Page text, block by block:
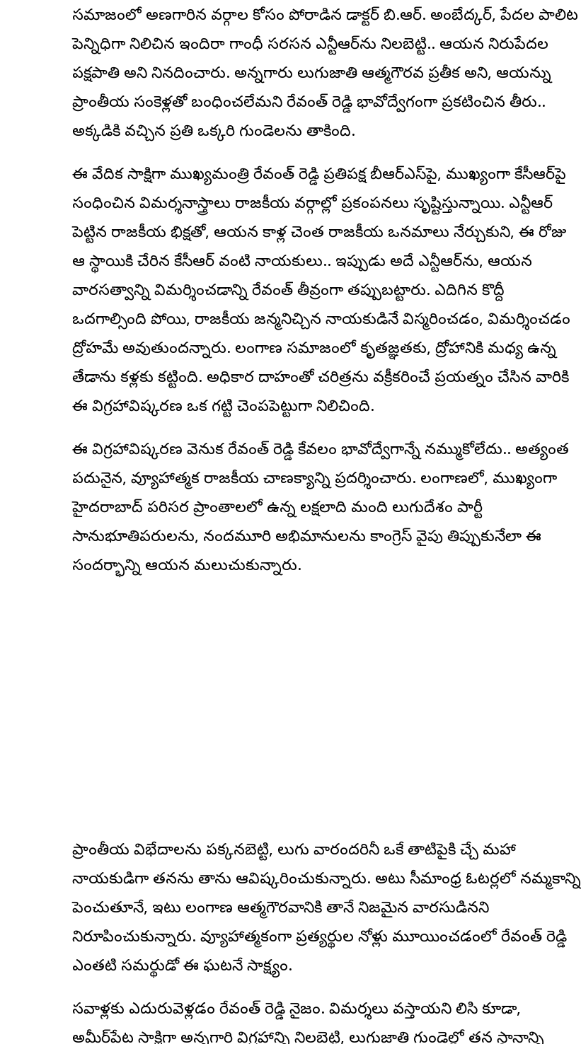
సమాజంలో అణగారిన వర్గాల కోసం పోరాడిన డాక్టర్ బి.ఆర్. అంబేద్కర్, పేదల పాలిట
పెన్నిధిగా నిలిచిన ఇందిరా గాంధీ సరసన ఎన్టీఆర్‌ను నిలబెట్టి.. ఆయన నిరుపేదల
పక్షపాతి అని నినదించారు. అన్నగారు తెలుగుజాతి ఆత్మగౌరవ ప్రతీక అని, ఆయన్ను
ప్రాంతీయ సంకెళ్లతో బంధించలేమని రేవంత్‌ రెడ్డి భావోద్వేగంగా ప్రకటించిన తీరు..
అక్కడికి వచ్చిన ప్రతి ఒక్కరి గుండెలను తాకింది.
ఈ వేదిక సాక్షిగా ముఖ్యమంత్రి రేవంత్‌ రెడ్డి ప్రతిపక్ష బీఆర్‌ఎస్‌పై, ముఖ్యంగా కేసీఆర్‌పై
సంధించిన విమర్శనాస్త్రాలు రాజకీయ వర్గాల్లో ప్రకంపనలు సృష్టిస్తున్నాయి. ఎన్టీఆర్
పెట్టిన రాజకీయ భిక్షతో, ఆయన కాళ్ల చెంత రాజకీయ ఒనమాలు నేర్చుకుని, ఈ రోజు
ఆ స్థాయికి చేరిన కేసీఆర్ వంటి నాయకులు.. ఇప్పుడు అదే ఎన్టీఆర్‌ను, ఆయన
వారసత్వాన్ని విమర్శించడాన్ని రేవంత్‌ తీవ్రంగా తప్పుబట్టారు. ఎదిగిన కొద్దీ
ఒదగాల్సింది పోయి, రాజకీయ జన్మనిచ్చిన నాయకుడినే విస్మరించడం, విమర్శించడం
ద్రోహమే అవుతుందన్నారు. తెలంగాణ సమాజంలో కృతజ్ఞతకు, ద్రోహానికి మధ్య ఉన్న
తేడాను కళ్లకు కట్టింది. అధికార దాహంతో చరిత్రను వక్రీకరించే ప్రయత్నం చేసిన వారికి
ఈ విగ్రహావిష్కరణ ఒక గట్టి చెంపపెట్టుగా నిలిచింది.
ఈ విగ్రహావిష్కరణ వెనుక రేవంత్‌ రెడ్డి కేవలం భావోద్వేగాన్నే నమ్ముకోలేదు.. అత్యంత
పదునైన, వ్యూహాత్మక రాజకీయ చాణక్యాన్ని ప్రదర్శించారు. తెలంగాణలో, ముఖ్యంగా
హైదరాబాద్ పరిసర ప్రాంతాలలో ఉన్న లక్షలాది మంది తెలుగుదేశం పార్టీ
సానుభూతిపరులను, నందమూరి అభిమానులను కాంగ్రెస్‌ వైపు తిప్పుకునేలా ఈ
సందర్భాన్ని ఆయన మలుచుకున్నారు.
ప్రాంతీయ విభేదాలను పక్కనబెట్టి, తెలుగు వారందరినీ ఒకే తాటిపైకి తెచ్చే మహా
నాయకుడిగా తనను తాను ఆవిష్కరించుకున్నారు. అటు సీమాంధ్ర ఓటర్లలో నమ్మకాన్ని
పెంచుతూనే, ఇటు తెలంగాణ ఆత్మగౌరవానికి తానే నిజమైన వారసుడినని
నిరూపించుకున్నారు. వ్యూహాత్మకంగా ప్రత్యర్థుల నోళ్లు మూయించడంలో రేవంత్‌ రెడ్డి
ఎంతటి సమర్థుడో ఈ ఘటనే సాక్ష్యం.
సవాళ్లకు ఎదురువెళ్లడం రేవంత్‌ రెడ్డి నైజం. విమర్శలు వస్తాయని తెలిసి కూడా,